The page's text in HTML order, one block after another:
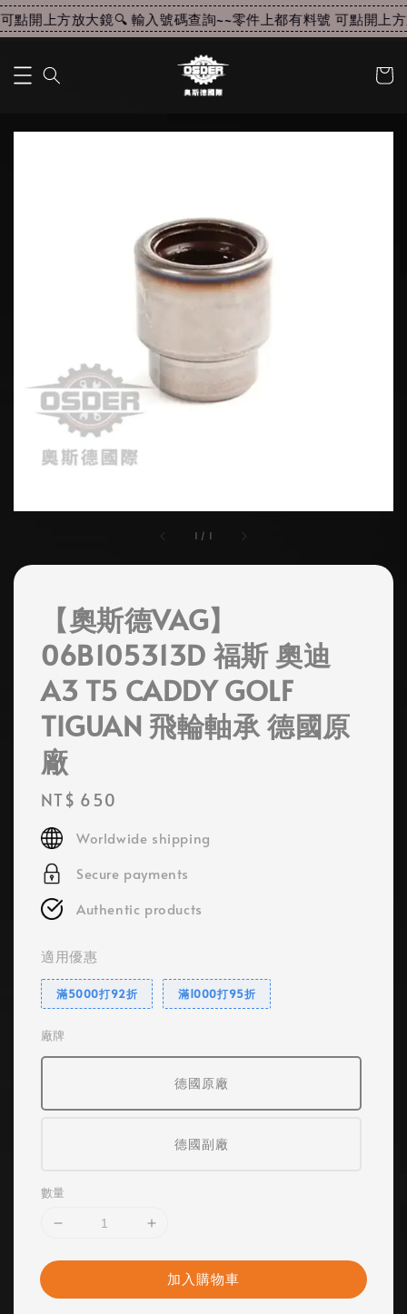
點開上方放大鏡🔍 輸入號碼查詢~~零件上都有料號 可點開上方
1 / 1
【奧斯德VAG】
06B105313D 福斯 奧迪
A3 T5 CADDY GOLF
TIGUAN 飛輪軸承 德國原
廠
Regular
price
NT$ 650
Worldwide shipping
Secure payments
Authentic products
適用優惠
滿5000打92折 滿1000打95折
廠牌
德國原廠
德國副廠
數量
加入購物車